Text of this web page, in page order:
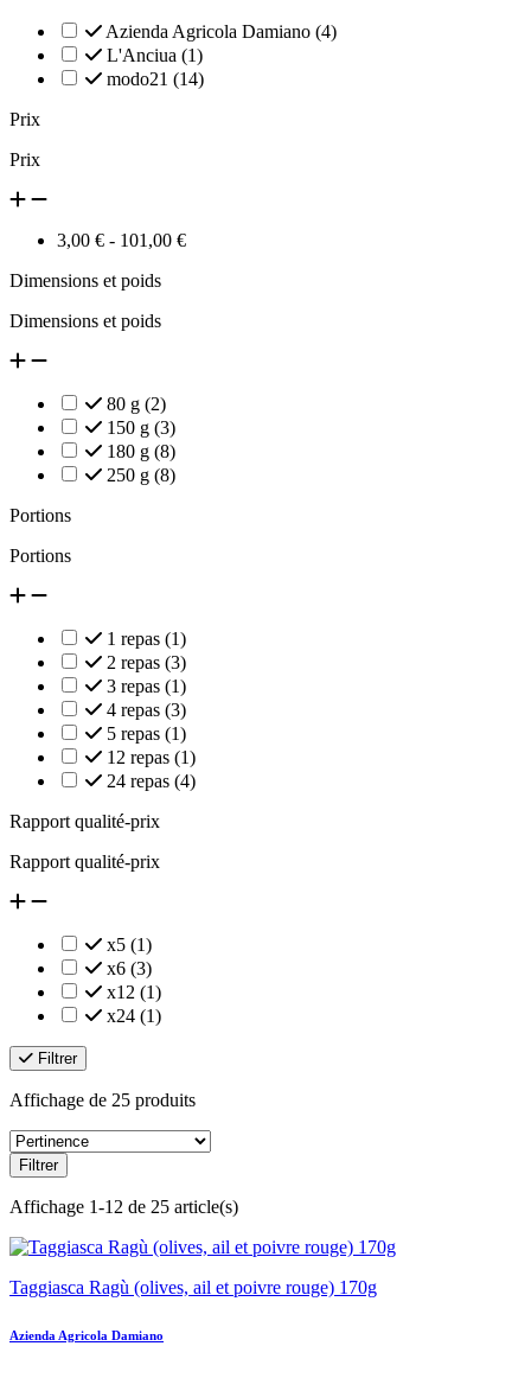
Azienda Agricola Damiano (4)
L'Anciua (1)
modo21 (14)
Prix
Prix
3,00 € - 101,00 €
Dimensions et poids
Dimensions et poids
80 g (2)
150 g (3)
180 g (8)
250 g (8)
Portions
Portions
1 repas (1)
2 repas (3)
3 repas (1)
4 repas (3)
5 repas (1)
12 repas (1)
24 repas (4)
Rapport qualité-prix
Rapport qualité-prix
x5 (1)
x6 (3)
x12 (1)
x24 (1)
Filtrer
Affichage de 25 produits
Filtrer
Affichage 1-12 de 25 article(s)
Taggiasca Ragù (olives, ail et poivre rouge) 170g
Azienda Agricola Damiano